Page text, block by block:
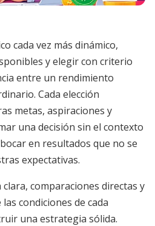
cada vez más dinámico,
y elegir con criterio
entre un rendimiento
Cada elección
metas, aspiraciones y
una decisión sin el contexto
en resultados que no se
expectativas.
comparaciones directas y
condiciones de cada
una estrategia sólida.